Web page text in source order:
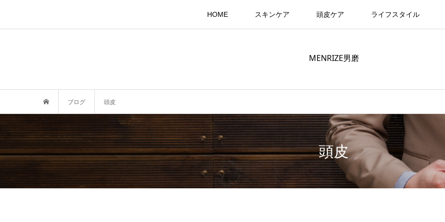
HOME スキンケア 頭皮ケア ライフスタイル
MENRIZE男磨
ブログ 頭皮
頭皮